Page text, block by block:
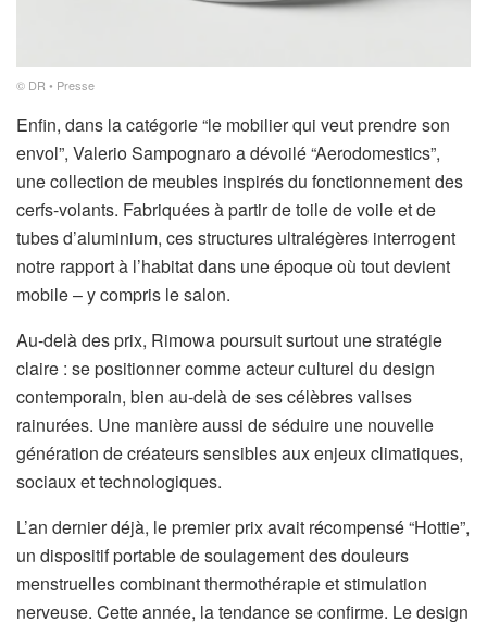
© DR • Presse
Enfin, dans la catégorie “le mobilier qui veut prendre son
envol”, Valerio Sampognaro a dévoilé “Aerodomestics”,
une collection de meubles inspirés du fonctionnement des
cerfs-volants. Fabriquées à partir de toile de voile et de
tubes d’aluminium, ces structures ultralégères interrogent
notre rapport à l’habitat dans une époque où tout devient
mobile – y compris le salon.
Au-delà des prix, Rimowa poursuit surtout une stratégie
claire : se positionner comme acteur culturel du design
contemporain, bien au-delà de ses célèbres valises
rainurées. Une manière aussi de séduire une nouvelle
génération de créateurs sensibles aux enjeux climatiques,
sociaux et technologiques.
L’an dernier déjà, le premier prix avait récompensé “Hottie”,
un dispositif portable de soulagement des douleurs
menstruelles combinant thermothérapie et stimulation
nerveuse. Cette année, la tendance se confirme. Le design